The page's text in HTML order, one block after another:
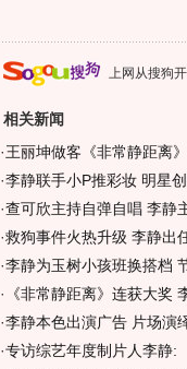
上网从搜狗
相关新闻
·王丽坤做客《非常静距离
·李静联手小P推彩妆 明星
·查可欣主持自弹自唱 李静
·救狗事件火热升级 李静出
·李静为玉树小孩班换搭档
· 《非常静距离》连获大奖
·李静本色出演广告 片场演
·专访综艺年度制片人李静: